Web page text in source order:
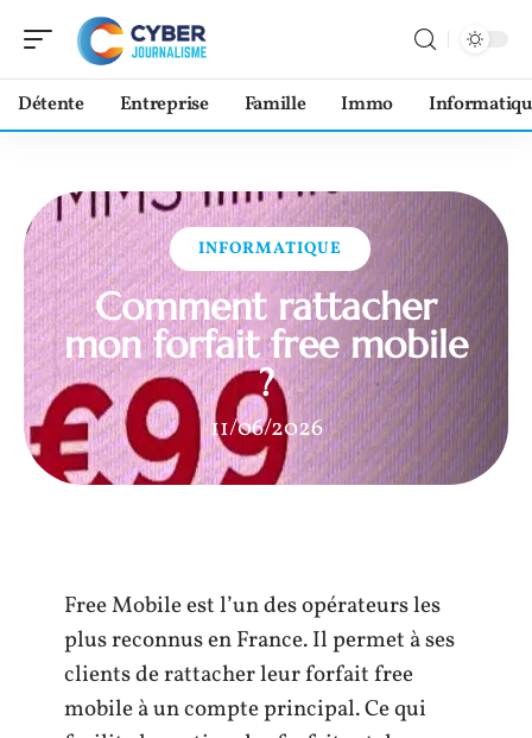
Détente Entreprise Famille Immo
INFORMATIQUE
Comment rattacher
mon forfait free mobile
?
11/06/2026
Free Mobile est l’un des opérateurs les
plus reconnus en France. Il permet à ses
clients de rattacher leur forfait free
mobile à un compte principal. Ce qui